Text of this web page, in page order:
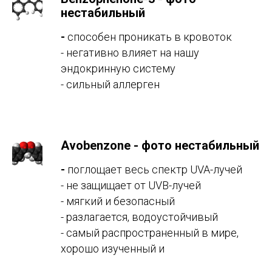
нестабильный
- способен проникать в кровоток
- негативно влияет на нашу
эндокринную систему
- сильный аллерген
Аvobenzone - фото нестабильный
- поглощает весь спектр UVA-лучей
- не защищает от UVB-лучей
- мягкий и безопасный
- разлагается, водоустойчивый
- самый распространенный в мире,
хорошо изученный и